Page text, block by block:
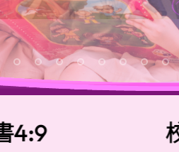
校訓：